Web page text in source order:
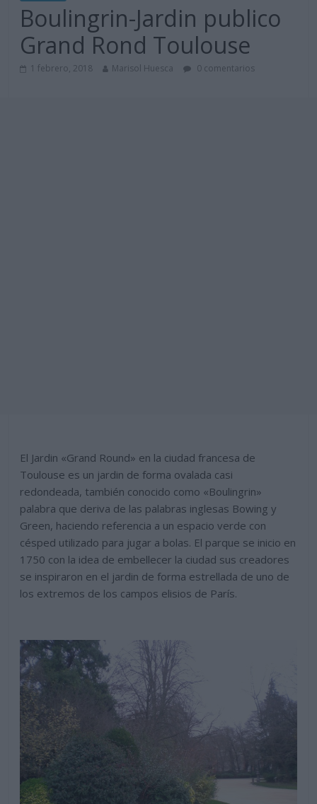
Boulingrin-Jardin publico
Grand Rond Toulouse
1 febrero, 2018 Marisol Huesca 0 comentarios
El Jardin «Grand Round» en la ciudad francesa de
Toulouse es un jardin de forma ovalada casi
redondeada, también conocido como «Boulingrin»
palabra que deriva de las palabras inglesas Bowing y
Green, haciendo referencia a un espacio verde con
césped utilizado para jugar a bolas. El parque se inicio en
1750 con la idea de embellecer la ciudad sus creadores
se inspiraron en el jardin de forma estrellada de uno de
los extremos de los campos elisios de París.